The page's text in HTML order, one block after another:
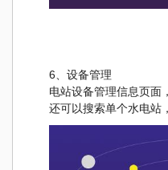
6、设备管理
电站设备管理信息页面
还可以搜索单个水电站